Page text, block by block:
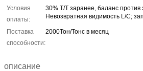
Условия
оплаты:
30% T/T заранее, баланс против
Невозвратная видимость L/C;
Поставка
способности:
2000Тон/Тонс в месяц
описание